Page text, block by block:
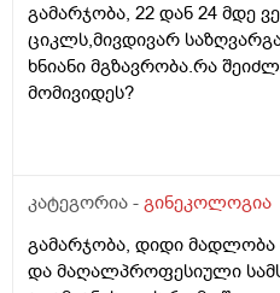
რამეა.ზოგადად წლებია
მაქვს.ხშირად მაქვს
უნდაცკვების სახით რომ
გამარჯობა, 22 დან 24 მდე
ციკლს,მივდივარ
ხნიანი მგზავრობა.რა
მომივიდეს?
კატეგორია - გინეკოლოგია
გამარჯობა, დიდი
და მაღალპროფესიული